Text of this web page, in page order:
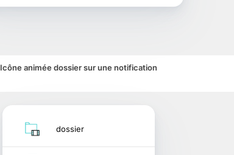
Icône animée dossier sur une notification
dossier